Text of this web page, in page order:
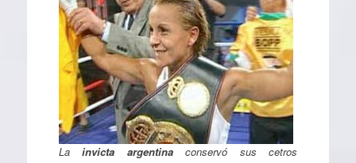
Lainvicta argentinaconservó sus cetros